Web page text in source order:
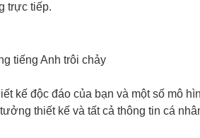
trực tiếp.
tiếng Anh trôi chảy
kế độc đáo của bạn và một số mô
thiết kế và tất cả thông tin cá